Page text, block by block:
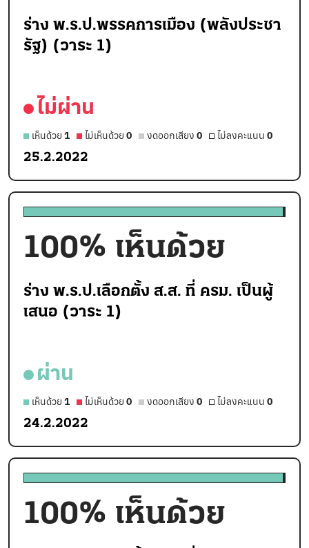
ร่าง พ.ร.ป.พรรคการเมือง (พลังประชา
รัฐ) (วาระ 1)
ไม่ผ่าน
เห็นด้วย 1 ไม่เห็นด้วย 0 งดออกเสียง 0 ไม่ลงคะแนน 0
25.2.2022
100% เห็นด้วย
ร่าง พ.ร.ป.เลือกตั้ง ส.ส. ที่ ครม. เป็นผู้
เสนอ (วาระ 1)
ผ่าน
เห็นด้วย 1 ไม่เห็นด้วย 0 งดออกเสียง 0 ไม่ลงคะแนน 0
24.2.2022
100% เห็นด้วย